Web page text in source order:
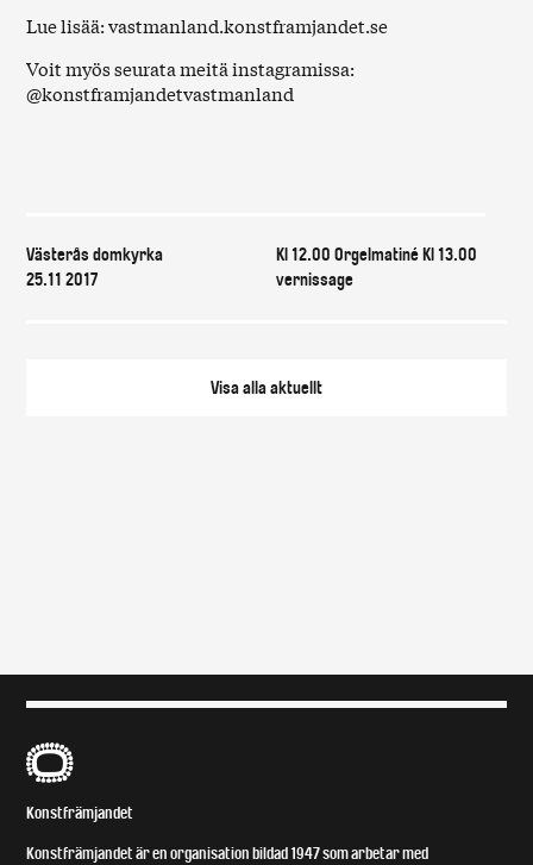
Västerås domkyrka
25.11 2017
Kl 12.00 Orgelmatiné Kl 13.00
vernissage
Visa allaaktuellt
Lue lisää: vastmanland.konstframjandet.se
Voit myös seurata meitä instagramissa:
@konstframjandetvastmanland
B
Konstfrämjandet
Konstfrämjandet är en organisation bildad 1947 som arbetar med